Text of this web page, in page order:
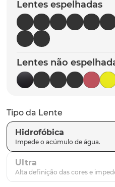
Lentes espelhadas
Lentes não
Tipo da Lente
Hidrofóbica
Ultra
5º chaves
6º t-shock
7º gasket
8º parafusos
9º latch